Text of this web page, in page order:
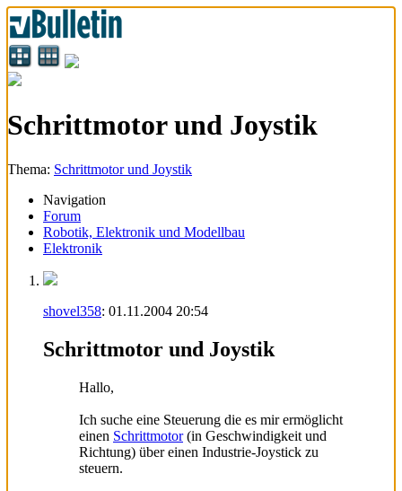
Schrittmotor und Joystik
Thema: Schrittmotor und Joystik
Navigation
Forum
Robotik, Elektronik und Modellbau
Elektronik
shovel358: 01.11.2004 20:54
Schrittmotor und Joystik
Hallo,
Ich suche eine Steuerung die es mir ermöglicht
einen Schrittmotor(in Geschwindigkeit und
Richtung) über einen Industrie-Joystick zu
steuern.